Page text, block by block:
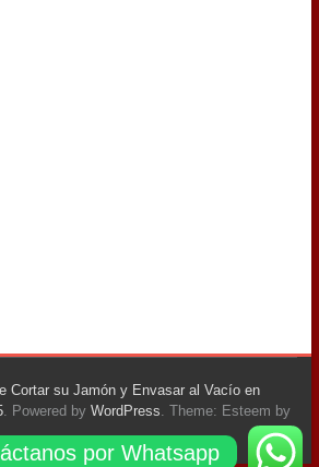
Cortar su Jamón y Envasar al Vacío en
. Powered by WordPress. Theme: Esteem by
por Whatsapp